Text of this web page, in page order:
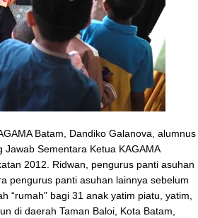
Batam, Dandiko Galanova, alumnus
Sementara Ketua KAGAMA
2012. Ridwan, pengurus panti asuhan
pengurus panti asuhan lainnya sebelum
“rumah” bagi 31 anak yatim piatu, yatim,
di daerah Taman Baloi, Kota Batam,